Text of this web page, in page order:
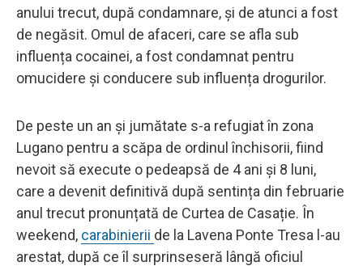
anului trecut, după condamnare, și de atunci a fost
de negăsit. Omul de afaceri, care se afla sub
influența cocainei, a fost condamnat pentru
omucidere și conducere sub influența drogurilor.
De peste un an și jumătate s-a refugiat în zona
Lugano pentru a scăpa de ordinul închisorii, fiind
nevoit să execute o pedeapsă de 4 ani și 8 luni,
care a devenit definitivă după sentința din februarie
anul trecut pronunțată de Curtea de Casație. În
weekend, carabinierii de la Lavena Ponte Tresa l-au
arestat, după ce îl surprinseseră lângă oficiul